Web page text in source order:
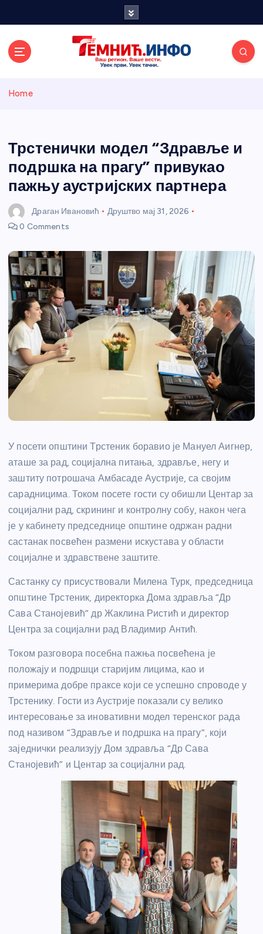
и портал
Home
Трстенички модел “Здравље и
подршка на прагу” привукао
пажњу аустријских партнера
Драган Ивановић Друштво мај 31, 2026
0 Comments
У посети општини Трстеник боравио је Мануел Аигнер,
аташе за рад, социјална питања, здравље, негу и
заштиту потрошача Амбасаде Аустрије, са својим
сарадницима. Током посете гости су обишли Центар за
социјални рад, скрининг и контролну собу, након чега
је у кабинету председнице општине одржан радни
састанак посвећен размени искустава у области
социјалне и здравствене заштите.
Састанку су присуствовали Милена Турк, председница
општине Трстеник, директорка Дома здравља “Др
Сава Станојевић” др Жаклина Ристић и директор
Центра за социјални рад Владимир Антић.
Током разговора посебна пажња посвећена је
положају и подршци старијим лицима, као и
примерима добре праксе који се успешно спроводе у
Трстенику. Гости из Аустрије показали су велико
интересовање за иновативни модел теренског рада
под називом “Здравље и подршка на прагу”, који
заједнички реализују Дом здравља “Др Сава
Станојевић” и Центар за социјални рад.